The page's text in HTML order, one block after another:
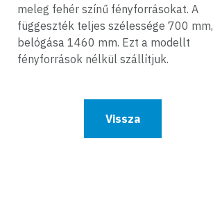
meleg fehér színű fényforrásokat. A
függeszték teljes szélessége 700 mm,
belógása 1460 mm. Ezt a modellt
fényforrások nélkül szállítjuk.
Vissza